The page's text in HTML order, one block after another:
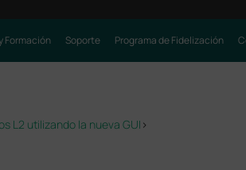
Formación Soporte Programa de Fidelización
L2 utilizando la nueva GUI >